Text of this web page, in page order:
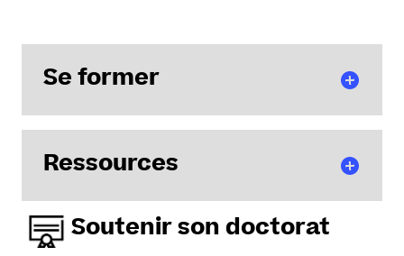
Se former
Au cours de son parcours de préparation de thèse, le
formations proposées par leur école doctorale et mise
en ligne sur Amethis. Pour plus d'informations,
Ressources
Soutenir son doctorat